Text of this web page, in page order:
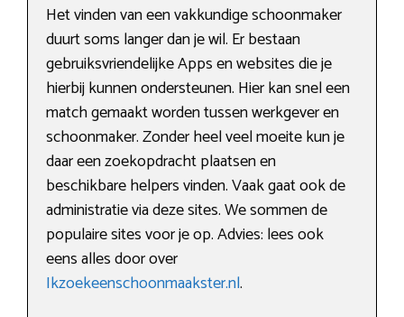
Het vinden van een vakkundige schoonmaker
duurt soms langer dan je wil. Er bestaan
gebruiksvriendelijke Apps en websites die je
hierbij kunnen ondersteunen. Hier kan snel een
match gemaakt worden tussen werkgever en
schoonmaker. Zonder heel veel moeite kun je
daar een zoekopdracht plaatsen en
beschikbare helpers vinden. Vaak gaat ook de
administratie via deze sites. We sommen de
populaire sites voor je op. Advies: lees ook
eens alles door over
Ikzoekeenschoonmaakster.nl.